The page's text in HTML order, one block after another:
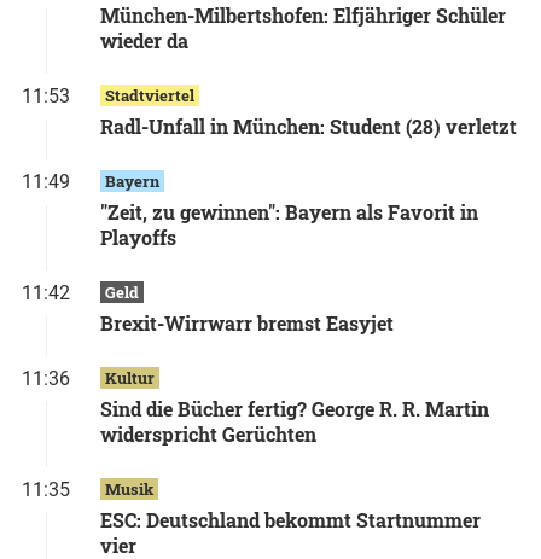
München-Milbertshofen: Elfjähriger Schüler
wieder da
11:53 Stadtviertel
Radl-Unfall in München: Student (28) verletzt
11:49 Bayern
"Zeit, zu gewinnen": Bayern als Favorit in
Playoffs
11:42 Geld
Brexit-Wirrwarr bremst Easyjet
11:36 Kultur
Sind die Bücher fertig? George R. R. Martin
widerspricht Gerüchten
11:35 Musik
ESC: Deutschland bekommt Startnummer
vier